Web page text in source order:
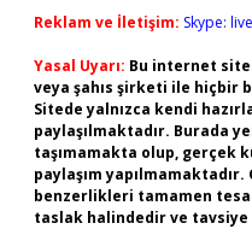
Reklam ve İletişim: Skype:
Yasal Uyarı: Bu internet
veya şahıs şirketi ile hiçbir
Sitede yalnızca kendi
paylaşılmaktadır. Burada
taşımamakta olup, gerçek
paylaşım
benzerlikleri tamamen
taslak halindedir ve